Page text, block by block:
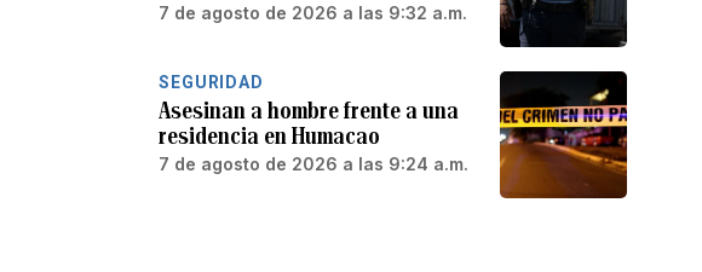
7 de agosto de 2026 a las 9:32 a.m.
SEGURIDAD
Asesinan a hombre frente a una
residencia en Humacao
7 de agosto de 2026 a las 9:24 a.m.